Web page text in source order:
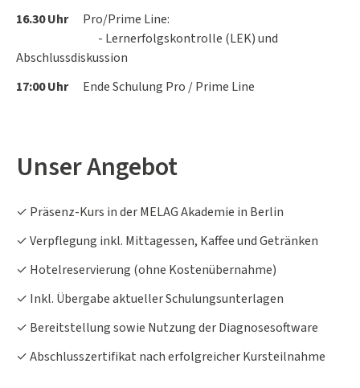
16.30 Uhr Pro/Prime Line:
- Lernerfolgskontrolle (LEK) und
Abschlussdiskussion
17:00 UhrEnde Schulung Pro / Prime Line
Unser Angebot
✓ Präsenz-Kurs in der MELAG Akademie in Berlin
✓ Verpflegung inkl. Mittagessen, Kaffee und Getränken
✓ Hotelreservierung (ohne Kostenübernahme)
✓ Inkl. Übergabe aktueller Schulungsunterlagen
✓ Bereitstellung sowie Nutzung der Diagnosesoftware
✓ Abschlusszertifikat nach erfolgreicher Kursteilnahme